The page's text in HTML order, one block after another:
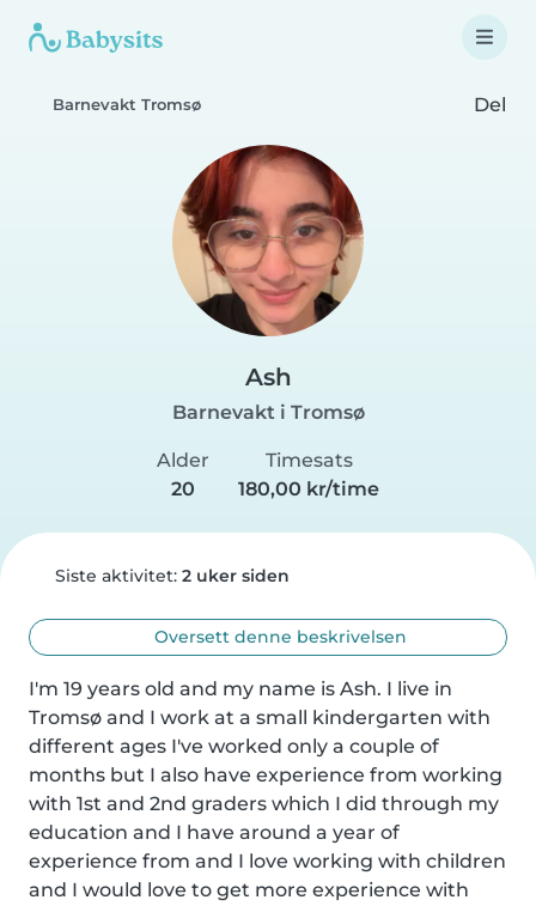
Barnevakt Tromsø Del
Ash
Barnevakt i Tromsø
Alder
20
Timesats
180,00 kr/time
Siste aktivitet: 2 uker siden
Oversett denne beskrivelsen
I'm 19 years old and my name is Ash. I live in
Tromsø and I work at a small kindergarten with
different ages I've worked only a couple of
months but I also have experience from working
with 1st and 2nd graders which I did through my
education and I have around a year of
experience from and I love working with children
and I would love to get more experience with